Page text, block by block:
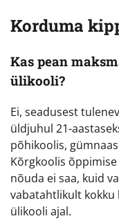
Korduma
Kas pean
ülikooli?
Ei, seadusest
üldjuhul 21-
põhikoolis,
Kõrgkoolis
nõuda ei saa, kuid
vabatahtlikult kokku
ülikooli ajal.